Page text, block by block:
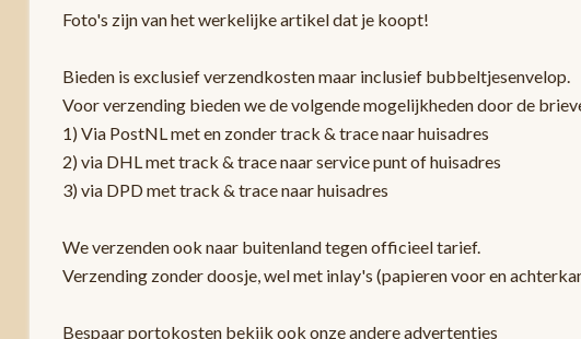
Foto's zijn van het werkelijke artikel dat je koopt!
Bieden is exclusief verzendkosten maar inclusief bubbeltjesenvelop.
Voor verzending bieden we de volgende mogelijkheden door de
1) Via PostNL met en zonder track & trace naar huisadres
2) via DHL met track & trace naar service punt of huisadres
3) via DPD met track & trace naar huisadres
We verzenden ook naar buitenland tegen officieel tarief.
Verzending zonder doosje, wel met inlay's (papieren voor en
Bespaar portokosten bekijk ook onze andere advertenties